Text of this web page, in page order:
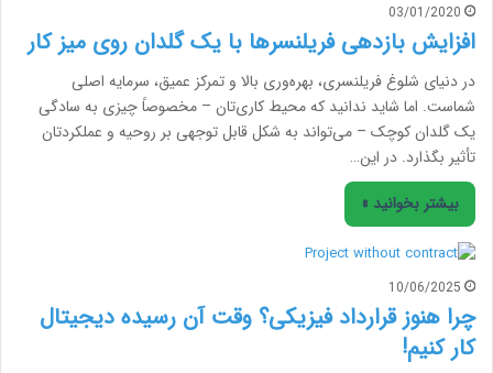
03/01/2020
افزایش بازدهی فریلنسرها با یک گلدان روی میز کار
در دنیای شلوغ فریلنسری، بهره‌وری بالا و تمرکز عمیق، سرمایه اصلی
شماست. اما شاید ندانید که محیط کاری‌تان – مخصوصاً چیزی به سادگی
یک گلدان کوچک – می‌تواند به شکل قابل توجهی بر روحیه و عملکردتان
تأثیر بگذارد. در این…
بیشتر بخوانید »
10/06/2025
چرا هنوز قرارداد فیزیکی؟ وقت آن رسیده دیجیتال
کار کنیم!